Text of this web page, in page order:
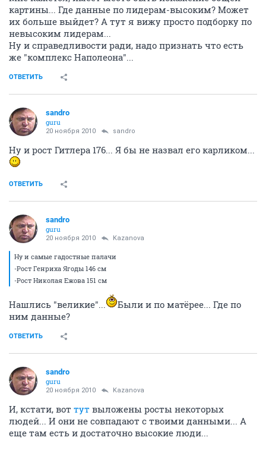
картины... Где данные по лидерам-высоким? Может
их больше выйдет? А тут я вижу просто подборку по
невысоким лидерам...
Ну и справедливости ради, надо признать что есть
же "комплекс Наполеона"...
ОТВЕТИТЬ
sandro
guru
20 ноября 2010 sandro
Ну и рост Гитлера 176... Я бы не назвал его карликом...
ОТВЕТИТЬ
sandro
guru
20 ноября 2010 Kazanova
Ну и самые гадостные палачи
-Рост Генриха Ягоды 146 см
-Рост Николая Ежова 151 cм
Нашлись "великие"...
Были и по матёрее... Где по
ним данные?
ОТВЕТИТЬ
sandro
guru
20 ноября 2010 Kazanova
И, кстати, вот тут выложены росты некоторых
людей... И они не совпадают с твоими данными... А
еще там есть и достаточно высокие люди...